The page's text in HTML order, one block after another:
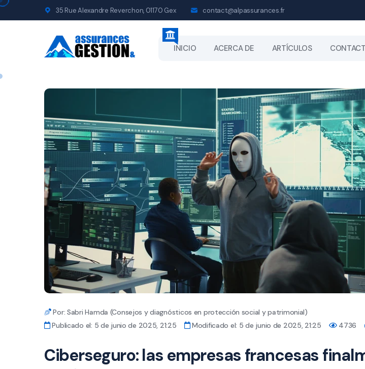
35 Rue Alexandre Reverchon, 01170 Gex contact@alpassurances.fr
INICIO ACERCA DE ARTÍCULOS
Por: Sabri Hamda (Consejos y diagnósticos en protección social y patrimonial)
Publicado el: 5 de junio de 2025, 21:25
Modificado el: 5 de junio de 2025, 21:25 4736
Ciberseguro: las empresas francesas